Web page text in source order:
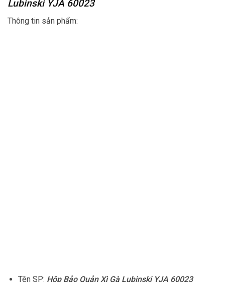
Lubinski YJA 60023
Thông tin sản phẩm:
Tên SP: Hộp Bảo Quản Xì Gà Lubinski YJA 60023